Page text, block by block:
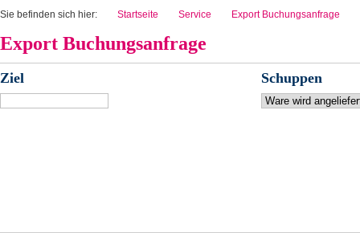
Sie befinden sich hier: Startseite Service Export Buchungsanfrage
Export Buchungsanfrage
Ziel Schuppen